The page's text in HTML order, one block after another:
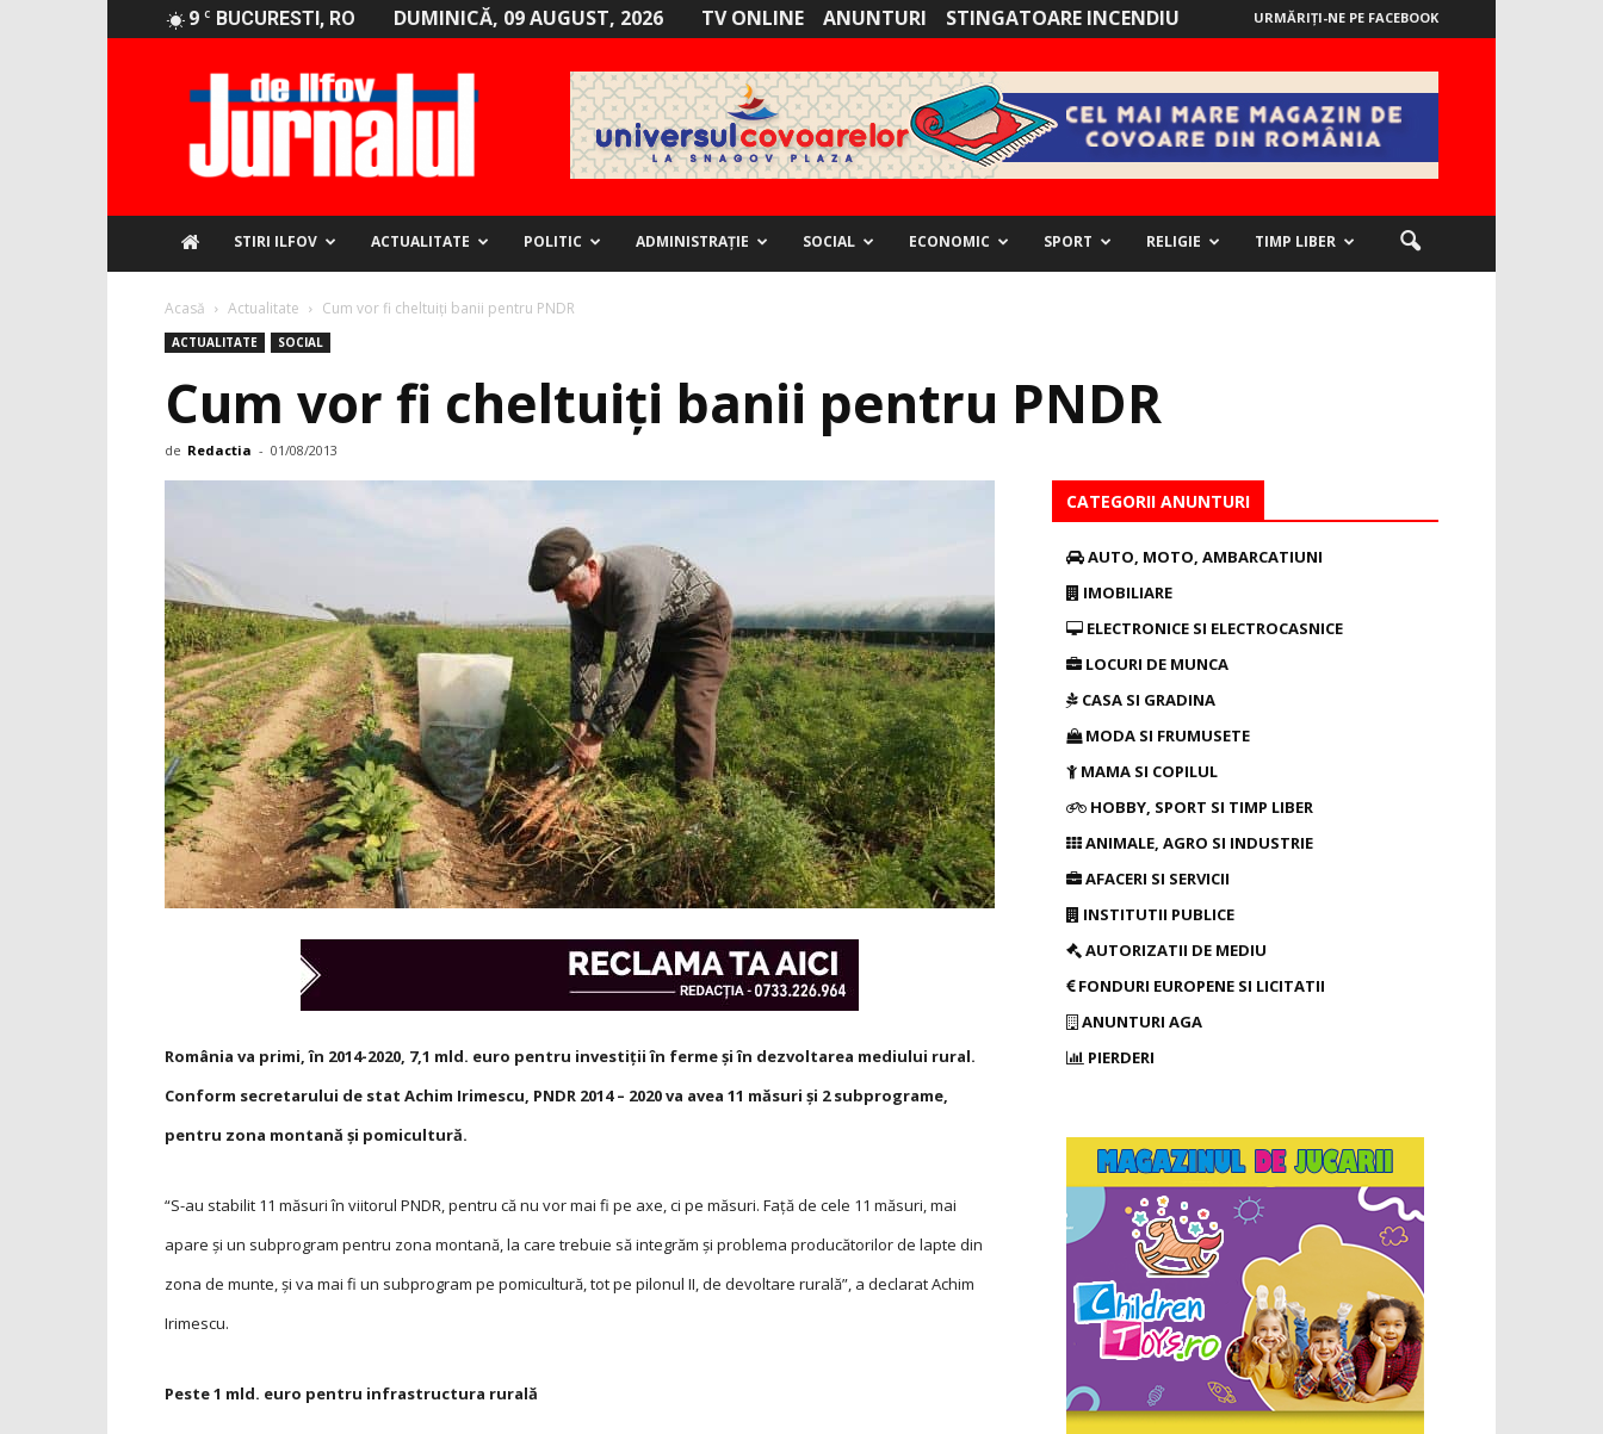
9 C BUCURESTI, RO DUMINICĂ, 09 AUGUST, 2026 TV ONLINE ANUNTURI STINGATOARE INCENDIU URMĂRIȚI-NE PE FACEBOOK
STIRI ILFOV ACTUALITATE POLITIC ADMINISTRAȚIE SOCIAL ECONOMIC SPORT RELIGIE TIMP LIBER
Acasă Actualitate Cum vor fi cheltuiţi banii pentru PNDR
ACTUALITATE SOCIAL
Cum vor fi cheltuiţi banii pentru PNDR
de Redactia - 01/08/2013
România va primi, în 2014-2020, 7,1 mld. euro pentru investiţii în ferme şi în dezvoltarea mediului rural.
Conform secretarului de stat Achim Irimescu, PNDR 2014 – 2020 va avea 11 măsuri şi 2 subprograme,
pentru zona montană şi pomicultură.
“S-au stabilit 11 măsuri în viitorul PNDR, pentru că nu vor mai fi pe axe, ci pe măsuri. Faţă de cele 11 măsuri, mai
apare şi un subprogram pentru zona montană, la care trebuie să integrăm şi problema producătorilor de lapte din
zona de munte, şi va mai fi un subprogram pe pomicultură, tot pe pilonul II, de devoltare rurală”, a declarat Achim
Irimescu.
Peste 1 mld. euro pentru infrastructura rurală
CATEGORII ANUNTURI
AUTO, MOTO, AMBARCATIUNI
IMOBILIARE
ELECTRONICE SI ELECTROCASNICE
LOCURI DE MUNCA
CASA SI GRADINA
MODA SI FRUMUSETE
MAMA SI COPILUL
HOBBY, SPORT SI TIMP LIBER
ANIMALE, AGRO SI INDUSTRIE
AFACERI SI SERVICII
INSTITUTII PUBLICE
AUTORIZATII DE MEDIU
FONDURI EUROPENE SI LICITATII
ANUNTURI AGA
PIERDERI